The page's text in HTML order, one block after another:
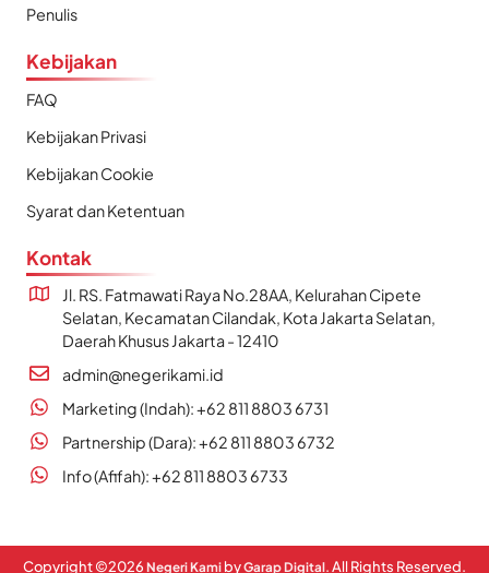
Penulis
Kebijakan
FAQ
Kebijakan Privasi
Kebijakan Cookie
Syarat dan Ketentuan
Kontak
Jl. RS. Fatmawati Raya No.28AA, Kelurahan Cipete
Selatan, Kecamatan Cilandak, Kota Jakarta Selatan,
Daerah Khusus Jakarta - 12410
admin@negerikami.id
Marketing (Indah): +62 811 8803 6731
Partnership (Dara): +62 811 8803 6732
Info (Afifah): +62 811 8803 6733
Copyright ©2026 Negeri Kami byGarap Digital. All Rights Reserved.